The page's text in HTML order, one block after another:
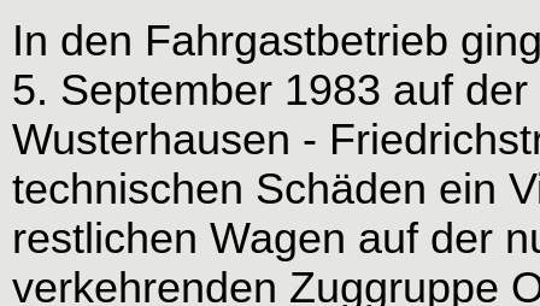
In den Fahrgastbetrieb
5. September 1983 auf
Wusterhausen -
technischen Schäden ein
restlichen Wagen auf der
verkehrenden Zuggruppe